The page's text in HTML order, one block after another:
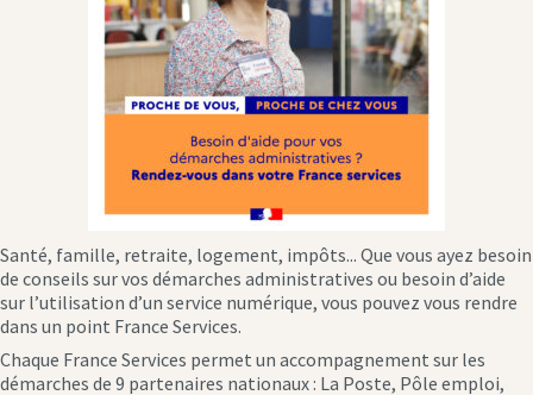
Santé, famille, retraite, logement, impôts... Que vous ayez besoin
de conseils sur vos démarches administratives ou besoin d’aide
sur l’utilisation d’un service numérique, vous pouvez vous rendre
dans un point France Services.
Chaque France Services permet un accompagnement sur les
démarches de 9 partenaires nationaux : La Poste, Pôle emploi,